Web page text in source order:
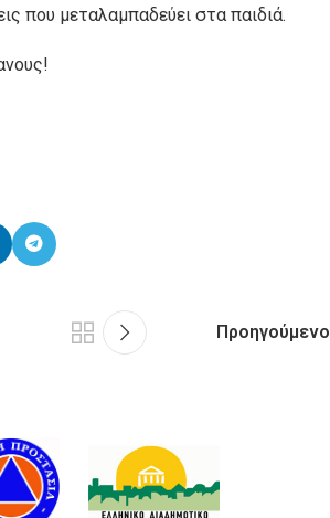
που μεταλαμπαδεύει στα παιδιά.
Προηγούμενο